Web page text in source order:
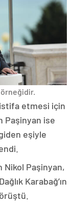
örneğidir.
etmesi için
Paşinyan ise
eşiyle
Nikol Paşinyan,
Karabağ’ın